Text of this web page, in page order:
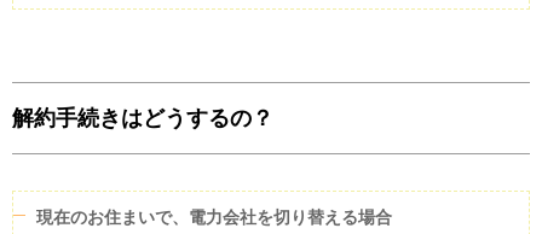
解約手続きはどうするの？
現在のお住まいで、電力会社を切り替える場合